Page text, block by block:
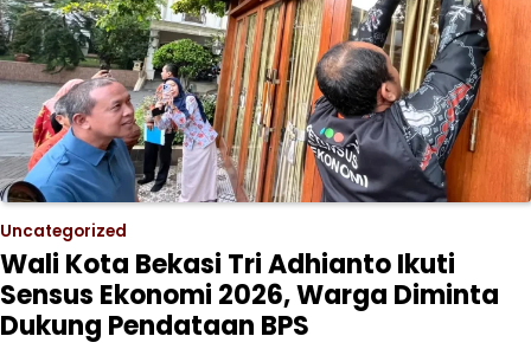
Uncategorized
Wali Kota Bekasi Tri Adhianto Ikuti
Sensus Ekonomi 2026, Warga Diminta
Dukung Pendataan BPS